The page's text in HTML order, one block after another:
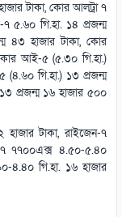
টাকা, কোর আলট্রা ৭
৫.৬০ গি.হা. ১৪ প্রজন্ম
৪৩ হাজার টাকা, কোর
আই-৫ (৫.৩০ গি.হা.)
গি.হা.) ১৩ প্রজন্ম
প্রজন্ম ১৬ হাজার ৫০০
টাকা, রাইজেন-৭
৭ ৭৭০০এক্স ৪.৫০-৫.৪০
৪.৪০ গি.হা. ১৬ হাজার